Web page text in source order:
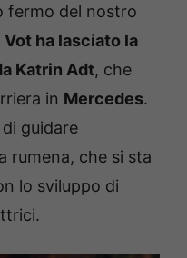
fermo del nostro
Vot ha lasciato la
Katrin Adt, che
in Mercedes.
guidare
rumena, che si sta
lo sviluppo di